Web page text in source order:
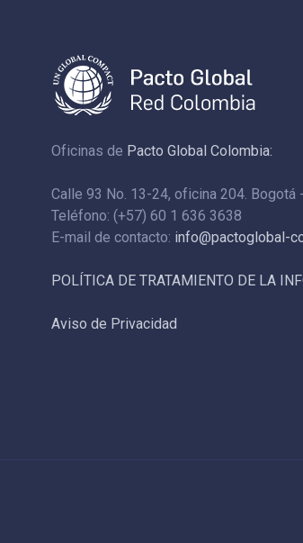
Oficinas de Pacto Global Colombia:
Calle 93 No. 13-24, oficina 204. Bogotá
Teléfono: (+57) 60 1 636 3638
E-mail de contacto: info@pactoglobal-
POLÍTICA DE TRATAMIENTO DE LA
Aviso de Privacidad